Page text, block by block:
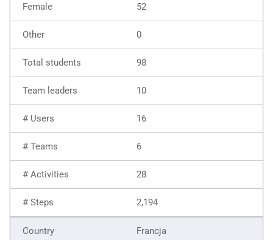
52
0
98
10
16
6
28
2,194
Francja